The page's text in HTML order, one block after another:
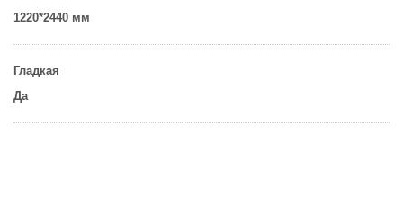
1220*2440 мм
Гладкая
Да